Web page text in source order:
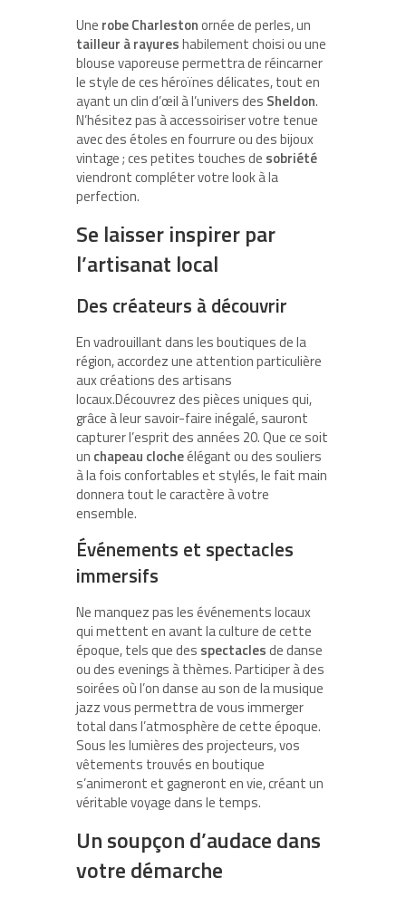
Une robe Charlestonornée de perles, un
tailleur à rayureshabilement choisi ou une
blouse vaporeuse permettra de réincarner
le style de ces héroïnes délicates, tout en
ayant un clin d’œil à l’univers des Sheldon.
N’hésitez pas à accessoiriser votre tenue
avec des étoles en fourrure ou des bijoux
vintage ; ces petites touches de sobriété
viendront compléter votre look à la
perfection.
Se laisser inspirer par
l’artisanat local
Des créateurs à découvrir
En vadrouillant dans les boutiques de la
région, accordez une attention particulière
aux créations des artisans
locaux.Découvrez des pièces uniques qui,
grâce à leur savoir-faire inégalé, sauront
capturer l’esprit des années 20. Que ce soit
un chapeau clocheélégant ou des souliers
à la fois confortables et stylés, le fait main
donnera tout le caractère à votre
ensemble.
Événements et spectacles
immersifs
Ne manquez pas les événements locaux
qui mettent en avant la culture de cette
époque, tels que des spectaclesde danse
ou des evenings à thèmes. Participer à des
soirées où l’on danse au son de la musique
jazz vous permettra de vous immerger
total dans l’atmosphère de cette époque.
Sous les lumières des projecteurs, vos
vêtements trouvés en boutique
s’animeront et gagneront en vie, créant un
véritable voyage dans le temps.
Un soupçon d’audace dans
votre démarche